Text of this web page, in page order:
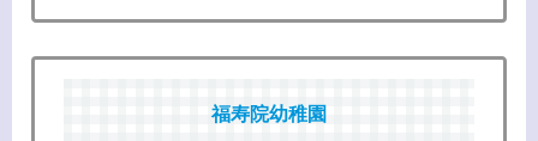
福寿院幼稚園